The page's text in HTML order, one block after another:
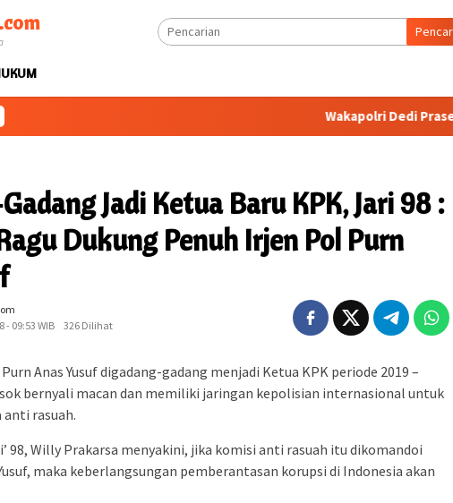
Wakapolri Dedi Prasetyo
Jadi Ketua Baru KPK, Jari 98 :
Dukung Penuh Irjen Pol Purn
- 09:53 WIB
326 Dilihat
Anas Yusuf digadang-gadang menjadi Ketua KPK periode 2019 –
bernyali macan dan memiliki jaringan kepolisian internasional untuk
rasuah.
98, Willy Prakarsa menyakini, jika komisi anti rasuah itu dikomandoi
maka keberlangsungan pemberantasan korupsi di Indonesia akan